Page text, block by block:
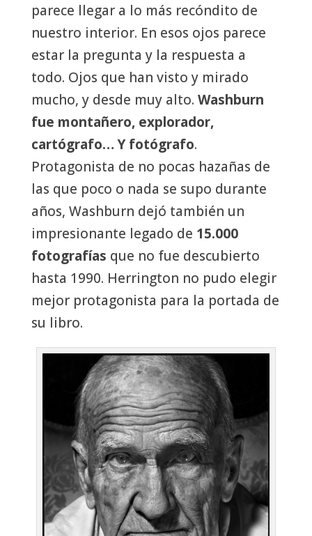
parece llegar a lo más recóndito de
nuestro interior. En esos ojos parece
estar la pregunta y la respuesta a
todo. Ojos que han visto y mirado
mucho, y desde muy alto. Washburn
fue montañero, explorador,
cartógrafo… Y fotógrafo.
Protagonista de no pocas hazañas de
las que poco o nada se supo durante
años, Washburn dejó también un
impresionante legado de 15.000
fotografías que no fue descubierto
hasta 1990. Herrington no pudo elegir
mejor protagonista para la portada de
su libro.